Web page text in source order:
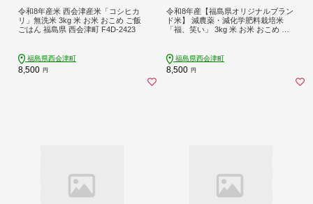
令和8年産米 西会津産米「コシヒカ
リ」無洗米 3kg 米 お米 おこめ ご飯
ごはん 福島県 西会津町 F4D-2423
福島県西会津町
8,500 円
令和8年産【福島県オリジナルブラン
ド米】 減農薬・減化学肥料栽培米
「福、笑い」 3kg 米 お米 おこめ ご
福島県西会津町
8,500 円